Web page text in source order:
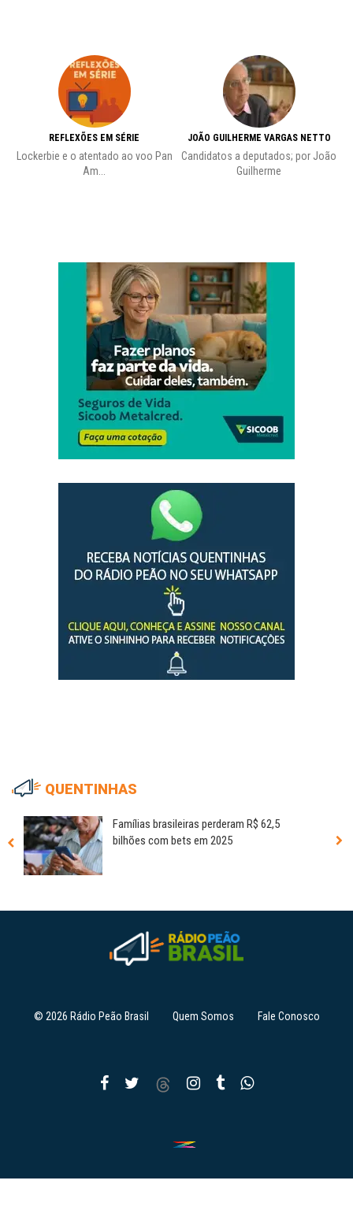
REFLEXÕES EM SÉRIE
Lockerbie e o atentado ao voo Pan
Am...
JOÃO GUILHERME VARGAS NETTO
Candidatos a deputados; por João
Guilherme
QUENTINHAS
Famílias brasileiras perderam R$ 62,5
bilhões com bets em 2025
© 2026 Rádio Peão Brasil Quem Somos Fale Conosco